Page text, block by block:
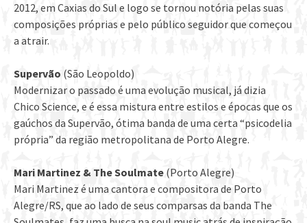
2012, em Caxias do Sul e logo se tornou notória pelas suas
composições próprias e pelo público seguidor que começou
a atrair.
Supervão (São Leopoldo)
Modernizar o passado é uma evolução musical, já dizia
Chico Science, e é essa mistura entre estilos e épocas que os
gaúchos da Supervão, ótima banda de uma certa “psicodelia
própria” da região metropolitana de Porto Alegre.
Mari Martinez & The Soulmate (Porto Alegre)
Mari Martinez é uma cantora e compositora de Porto
Alegre/RS, que ao lado de seus comparsas da banda The